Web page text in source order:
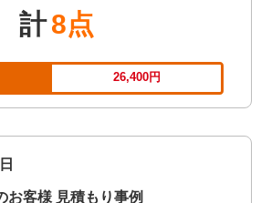
計8点
26,400円
お客様 見積もり事例